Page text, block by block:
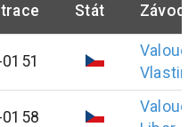
Stát